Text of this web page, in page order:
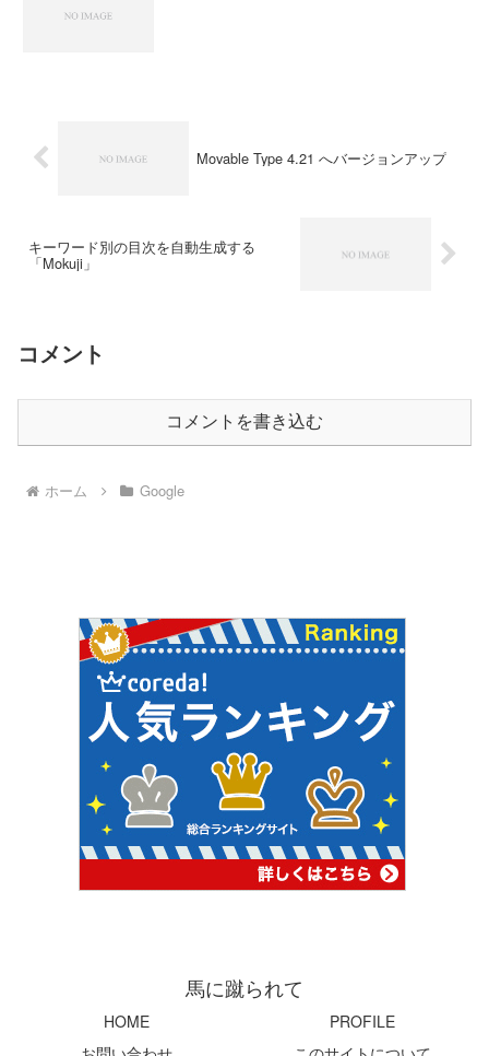
Movable Type 4.21 へバージョンアップ
キーワード別の目次を自動生成する
「Mokuji」
コメント
コメントを書き込む
ホーム Google
馬に蹴られて
HOME
PROFILE